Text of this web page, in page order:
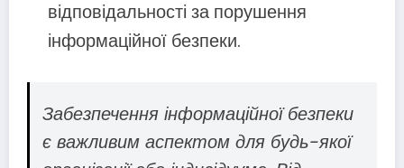
відповідальності за порушення
інформаційної безпеки.
Забезпечення інформаційної безпеки
є важливим аспектом для будь-якої